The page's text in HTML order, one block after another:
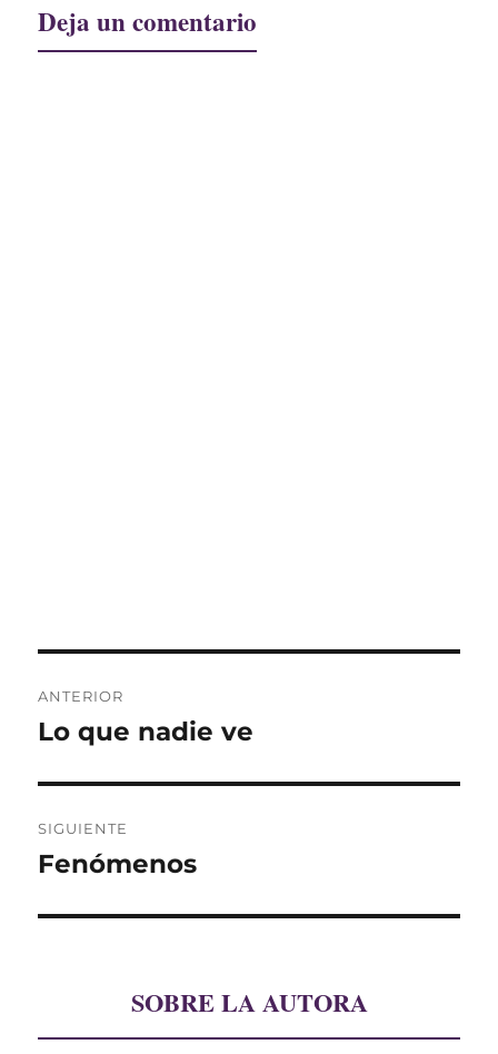
Deja un comentario
de
ANTERIOR
Entrada
Lo que nadie ve
SIGUIENTE
Entrada
Fenómenos
SOBRE LA AUTORA